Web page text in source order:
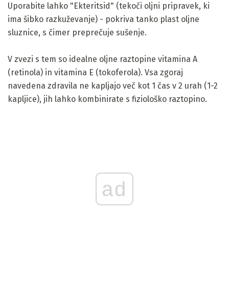
Uporabite lahko "Ekteritsid" (tekoči oljni pripravek, ki
ima šibko razkuževanje) - pokriva tanko plast oljne
sluznice, s čimer preprečuje sušenje.
V zvezi s tem so idealne oljne raztopine vitamina A
(retinola) in vitamina E (tokoferola). Vsa zgoraj
navedena zdravila ne kapljajo več kot 1 čas v 2 urah (1-2
kapljice), jih lahko kombinirate s fiziološko raztopino.
ad